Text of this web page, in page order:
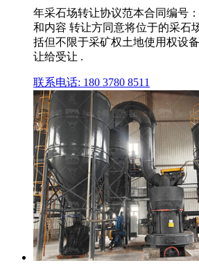
年采石场转让协议范本合同编号
和内容 转让方同意将位于的采石
括但不限于采矿权土地使用权设
让给受让 .
联系电话: 180 3780 8511